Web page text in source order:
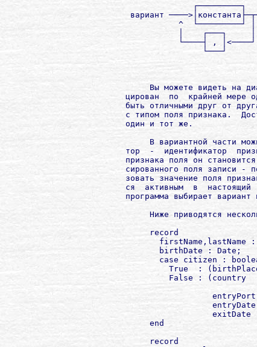
┌─────────┐
вариант
^  └─────────┘
│    ┌───┐
└────┤ ,
└───┘
Вы можете видеть на
цирован  по  крайней мере
быть отличными друг от
с типом поля признака.
        один и тот же.
В вариантной части
тор  -  идентификатор
признака поля он
сированного поля записи -
зовать значение поля
ся  активным  в  настоящий
программа выбирает вариант
Ниже приводятся
             record
firstName,lastName
               birthDate : Date;
case citizen :
True  :
False : (country
entryDate
exitDate
             end
             record